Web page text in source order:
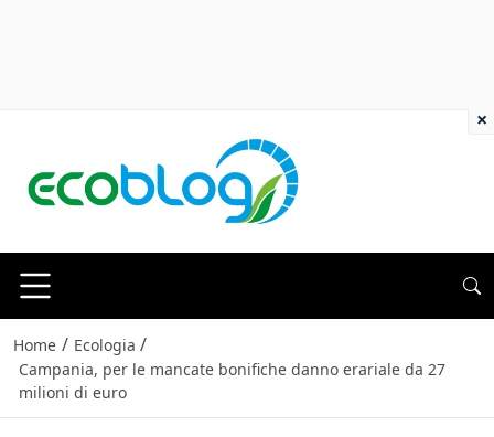
Home / Ecologia /
Campania, per le mancate bonifiche danno erariale da 27
milioni di euro
×